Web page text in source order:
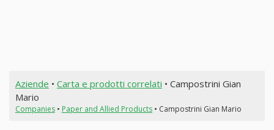
Aziende • Carta e prodotti correlati • Campostrini Gian
Mario
Companies• Paper and Allied Products• Campostrini Gian Mario